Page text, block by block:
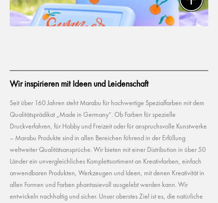
Wir inspirieren mit Ideen und Leidenschaft
Seit über 160 Jahren steht Marabu für hochwertige Spezialfarben mit dem
Qualitätsprädikat „Made in Germany“. Ob Farben für spezielle
Druckverfahren, für Hobby und Freizeit oder für anspruchsvolle Kunstwerke
– Marabu Produkte sind in allen Bereichen führend in der Erfüllung
weltweiter Qualitätsansprüche. Wir bieten mit einer Distribution in über 50
Länder ein unvergleichliches Komplettsortiment an Kreativfarben, einfach
anwendbaren Produkten, Werkzeugen und Ideen, mit denen Kreativität in
allen Formen und Farben phantasievoll ausgelebt werden kann. Wir
entwickeln nachhaltig und sicher. Unser oberstes Ziel ist es, die natürliche